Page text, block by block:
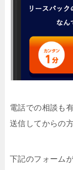
電話での相談も
送信してからの
下記のフォーム